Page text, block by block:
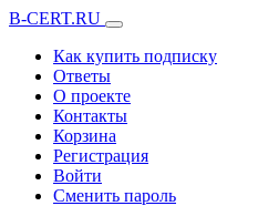
B-CERT.RU
Как купить подписку
Ответы
О проекте
Контакты
Корзина
Регистрация
Войти
Сменить пароль